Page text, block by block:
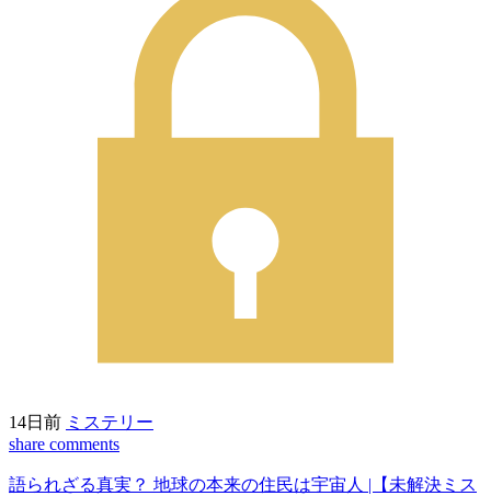
14日前 ミステリー
share comments
語られざる真実？ 地球の本来の住民は宇宙人 |【未解決ミス